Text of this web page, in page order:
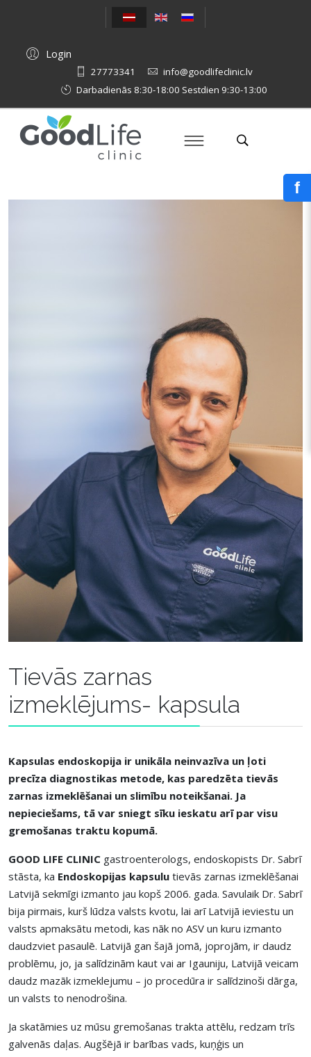
Login
27773341
info@goodlifeclinic.lv
Darbadienās 8:30-18:00 Sestdien 9:30-13:00
Tievās zarnas
izmeklējums- kapsula
Kapsulas endoskopija ir unikāla neinvazīva un ļoti
precīza diagnostikas metode, kas paredzēta tievās
zarnas izmeklēšanai un slimību noteikšanai. Ja
nepieciešams, tā var sniegt sīku ieskatu arī par visu
gremošanas traktu kopumā.
GOOD LIFE CLINIC gastroenterologs, endoskopists Dr. Sabrī
stāsta, ka Endoskopijas kapsulu tievās zarnas izmeklēšanai
Latvijā sekmīgi izmanto jau kopš 2006. gada. Savulaik Dr. Sabrī
bija pirmais, kurš lūdza valsts kvotu, lai arī Latvijā ieviestu un
valsts apmaksātu metodi, kas nāk no ASV un kuru izmanto
daudzviet pasaulē. Latvijā gan šajā jomā, joprojām, ir daudz
problēmu, jo, ja salīdzinām kaut vai ar Igauniju, Latvijā veicam
daudz mazāk izmeklejumu – jo procedūra ir salīdzinoši dārga,
un valsts to nenodrošina.
Ja skatāmies uz mūsu gremošanas trakta attēlu, redzam trīs
galvenās daļas. Augšējā ir barības vads, kuņģis un